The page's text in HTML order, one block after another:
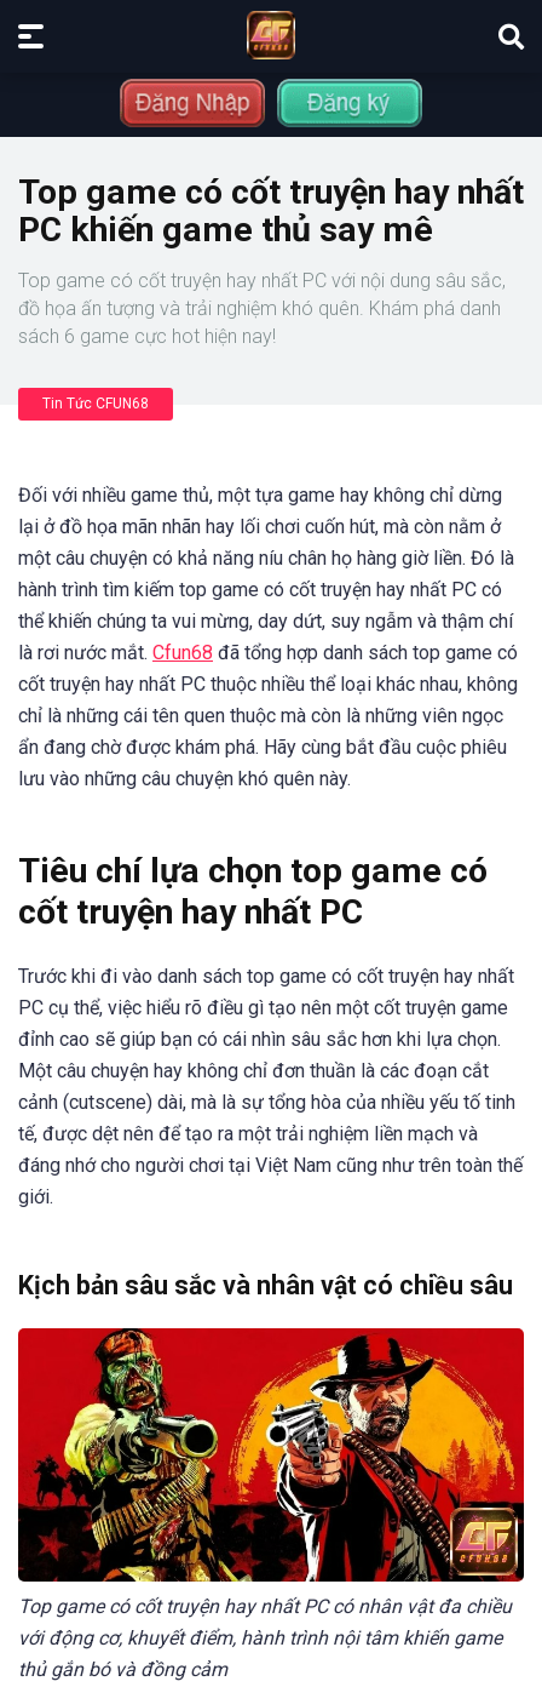
Top game có cốt truyện hay nhất
PC khiến game thủ say mê
Top game có cốt truyện hay nhất PC với nội dung sâu sắc,
đồ họa ấn tượng và trải nghiệm khó quên. Khám phá danh
sách 6 game cực hot hiện nay!
Tin Tức CFUN68
Đối với nhiều game thủ, một tựa game hay không chỉ dừng
lại ở đồ họa mãn nhãn hay lối chơi cuốn hút, mà còn nằm ở
một câu chuyện có khả năng níu chân họ hàng giờ liền. Đó là
hành trình tìm kiếm top game có cốt truyện hay nhất PC có
thể khiến chúng ta vui mừng, day dứt, suy ngẫm và thậm chí
là rơi nước mắt. Cfun68 đã tổng hợp danh sách top game có
cốt truyện hay nhất PC thuộc nhiều thể loại khác nhau, không
chỉ là những cái tên quen thuộc mà còn là những viên ngọc
ẩn đang chờ được khám phá. Hãy cùng bắt đầu cuộc phiêu
lưu vào những câu chuyện khó quên này.
Tiêu chí lựa chọn top game có
cốt truyện hay nhất PC
Trước khi đi vào danh sách top game có cốt truyện hay nhất
PC cụ thể, việc hiểu rõ điều gì tạo nên một cốt truyện game
đỉnh cao sẽ giúp bạn có cái nhìn sâu sắc hơn khi lựa chọn.
Một câu chuyện hay không chỉ đơn thuần là các đoạn cắt
cảnh (cutscene) dài, mà là sự tổng hòa của nhiều yếu tố tinh
tế, được dệt nên để tạo ra một trải nghiệm liền mạch và
đáng nhớ cho người chơi tại Việt Nam cũng như trên toàn thế
giới.
Kịch bản sâu sắc và nhân vật có chiều sâu
Top game có cốt truyện hay nhất PC có nhân vật đa chiều
với động cơ, khuyết điểm, hành trình nội tâm khiến game
thủ gắn bó và đồng cảm